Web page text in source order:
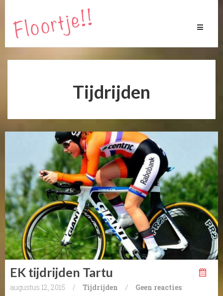
Toggle
Tijdrijden
EK tijdrijden Tartu
augustus 12, 2015 / Tijdrijden / Geen reacties